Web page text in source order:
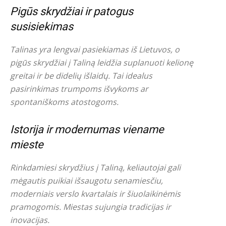
Pigūs skrydžiai ir patogus
susisiekimas
Talinas yra lengvai pasiekiamas iš Lietuvos, o
pigūs skrydžiai į Taliną leidžia suplanuoti kelionę
greitai ir be didelių išlaidų. Tai idealus
pasirinkimas trumpoms išvykoms ar
spontaniškoms atostogoms.
Istorija ir modernumas viename
mieste
Rinkdamiesi skrydžius į Taliną, keliautojai gali
mėgautis puikiai išsaugotu senamiesčiu,
moderniais verslo kvartalais ir šiuolaikinėmis
pramogomis. Miestas sujungia tradicijas ir
inovacijas.